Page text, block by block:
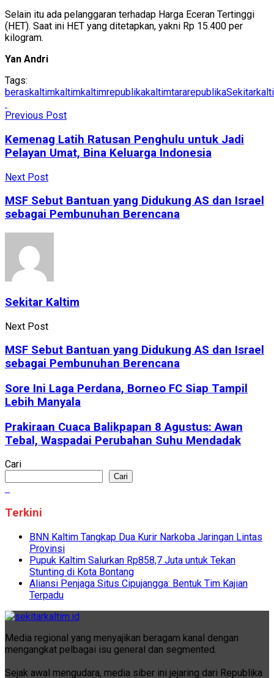
Selain itu ada pelanggaran terhadap Harga Eceran Tertinggi
(HET). Saat ini HET yang ditetapkan, yakni Rp 15.400 per
kilogram.
Yan Andri
Tags:
beraskaltimkaltimkaltimrepublikakaltimtararepublika
Previous Post
Kemenag Latih Ratusan Penghulu untuk Jadi
Pelayan Umat, Bina Keluarga Indonesia
Next Post
MSF Sebut Bantuan yang Didukung AS dan Israel
sebagai Pembunuhan Berencana
Sekitar Kaltim
Next Post
MSF Sebut Bantuan yang Didukung AS dan Israel
sebagai Pembunuhan Berencana
Sore Ini Laga Perdana, Borneo FC Siap Tampil
Lebih Manyala
Prakiraan Cuaca Balikpapan 8 Agustus: Awan
Tebal, Waspadai Perubahan Suhu Mendadak
Cari
Cari
Terkini
BNN Kaltim Tangkap Dua Kurir Narkoba Jaringan Lintas
Provinsi
Pupuk Kaltim Salurkan Rp858,7 Juta untuk Tekan
Stunting di Kota Bontang
Aliansi Penjaga Situs Cipujangga: Bentuk Tim Kajian
Terpadu
Media regional yang menyajikan beragam kanal dengan
mengangkat pelbagai isu general dan segmented.
Sejak awal mengudara, media siber ini jejaring dari Republika